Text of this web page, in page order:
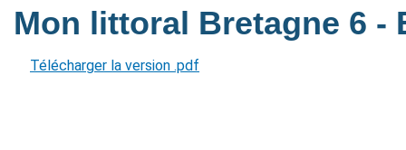
Mon littoral Bretagne 6 -
Télécharger la version .pdf